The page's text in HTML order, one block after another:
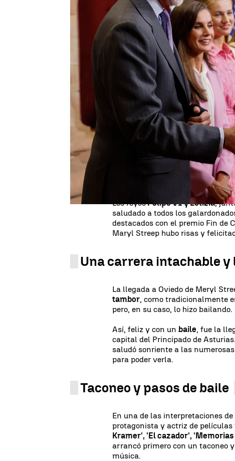
Luis Alcantud
Publicado:20 de octubre de 2023, 16:38
Pocas personas tan
como Meryl Streep. Ni Katharine
Lewis, la persona con más
premios posibles, este viernes
. Meryl Streep recibe en
La Familia Real ha
Princesa de Asturias y ha
Los reyesFelipe VI y Letizia,
saludado a todos los
destacados con el premio Fin de
Maryl Streep hubo risas y
Una carrera intachable y
La llegada a Oviedo de Meryl
tambor, como tradicionalmente
pero, en su caso, lo hizo bailando.
Así, feliz y con unbaile, fue la
capital del Principado de
saludó sonriente a las
para poder verla.
Taconeo y pasos de baile
En una de las interpretaciones
protagonista y actriz de
Kramer', 'El cazador',
arrancó primero con un taconeo
música.